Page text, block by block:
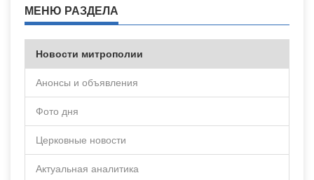
МЕНЮ РАЗДЕЛА
Новости митрополии
Анонсы и объявления
Фото дня
Церковные новости
Актуальная аналитика